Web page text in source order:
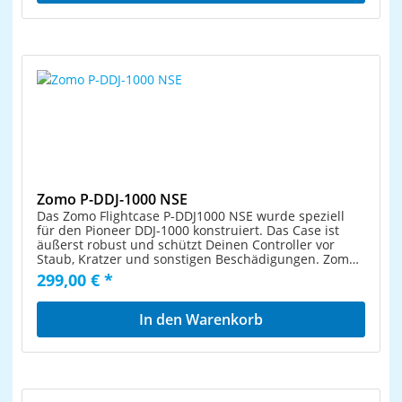
Zomo P-DDJ-1000 NSE
Das Zomo Flightcase P-DDJ1000 NSE wurde speziell
für den Pioneer DDJ-1000 konstruiert. Das Case ist
äußerst robust und schützt Deinen Controller vor
Staub, Kratzer und sonstigen Beschädigungen. Zomo
NSE Cases sind absolut road- und flugtauglich. Wie
alle Zomo Flightcases der NSE Serie ist auch dieses
moderne DDJ 1000 Case aus besonders robusten und
widerstandfähigen 9 mm Sperrholz gefertigt. Es
verspricht nicht nur echte Profiqualität, sondern weiß
und dadurch extrem kratz- und stoßfest sowie
299,00 € *
In den Warenkorb